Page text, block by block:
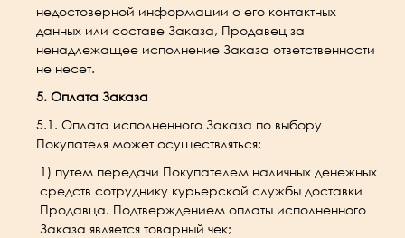
недостоверной информации о его контактных
данных или составе Заказа, Продавец за
ненадлежащее исполнение Заказа ответственности
не несет.
5. Оплата Заказа
5.1. Оплата исполненного Заказа по выбору
Покупателя может осуществляться:
1) путем передачи Покупателем наличных денежных
средств сотруднику курьерской службы доставки
Продавца. Подтверждением оплаты исполненного
Заказа является товарный чек;